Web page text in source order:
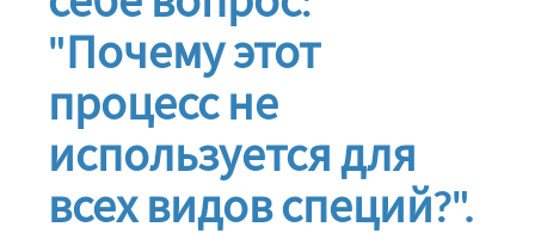
"Почему этот
процесс не
используется для
всех видов специй?".